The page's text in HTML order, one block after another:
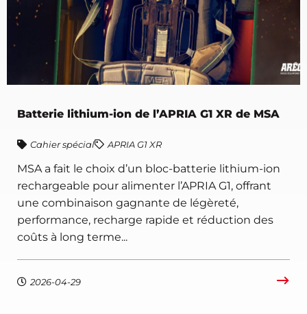
Batterie lithium-ion de l’APRIA G1 XR de MSA
Cahier spécial APRIA G1 XR
MSA a fait le choix d’un bloc-batterie lithium-ion
rechargeable pour alimenter l’APRIA G1, offrant
une combinaison gagnante de légèreté,
performance, recharge rapide et réduction des
coûts à long terme...
2026-04-29